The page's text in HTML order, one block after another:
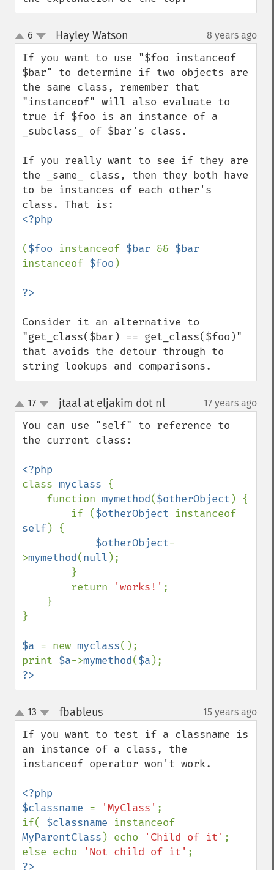
up
down
6 Hayley Watson 8 years ago
If you want to use "$foo instanceof
$bar" to determine if two objects are
the same class, remember that
"instanceof" will also evaluate to
true if $foo is an instance of a
_subclass_ of $bar's class.
If you really want to see if they are
the _same_ class, then they both have
to be instances of each other's
<?php
($foo instanceof $bar &&
instanceof $foo )
Consider it an alternative to
"get_class($bar) == get_class($foo)"
that avoids the detour through to
string lookups and comparisons.
up
down
17 jtaal at eljakim dot nl¶ 17 years ago
You can use "self" to reference to
the current class:
class myclass {
    function
mymethod($otherObject ) {
        if (
$otherObject
self) {
$otherObject-
>mymethod(null );
        return
'works!' ;
}
$a = new myclass();
print $a->mymethod($a
?>
up
down
13 fbableus¶ 15 years ago
If you want to test if a classname is
an instance of a class, the
instanceof operator won't work.
<?php
$classname = 'MyClass' ;
if( $classname
MyParentClass ) echo 'Child of it' ;
else echo
'Not child of it'